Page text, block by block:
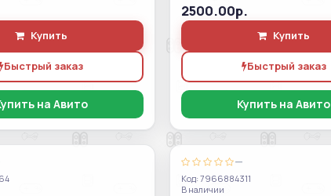
Купить
Быстрый заказ
на Авито
2500.00р.
Купить
Быстрый заказ
Купить на Авито
—
Код: 7966884311
В наличии